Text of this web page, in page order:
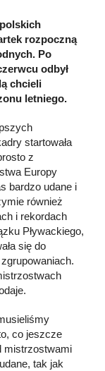
rozpoczną
Po
odbył
chcieli
letniego.
startowała
z
Europy
bardzo udane i
również
i rekordach
Pływackiego,
się do
co jeszcze
mistrzostwami
tak jak